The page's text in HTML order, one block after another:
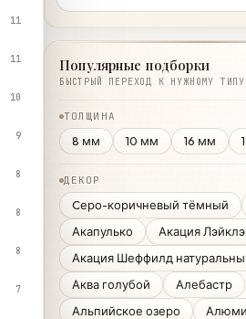
11
11
10
9
8
8
8
7
Популярные подборки
БЫСТРЫЙ ПЕРЕХОД К НУЖНОМУ ТИПУ
ТОЛЩИНА
8 мм 10 мм 16 мм
ДЕКОР
Cеро-коричневый тёмный
Акапулько
Акация
Акация Шеффилд
Аква голубой
Алебастр
Альпийское озеро